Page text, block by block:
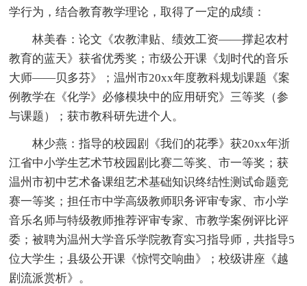
学行为，结合教育教学理论，取得了一定的成绩：
林美春：论文《农教津贴、绩效工资——撑起农村
教育的蓝天》获省优秀奖；市级公开课《划时代的音乐
大师——贝多芬》；温州市20xx年度教科规划课题《案
例教学在《化学》必修模块中的应用研究》三等奖（参
与课题）；获市教科研先进个人。
林少燕：指导的校园剧《我们的花季》获20xx年浙
江省中小学生艺术节校园剧比赛二等奖、市一等奖；获
温州市初中艺术备课组艺术基础知识终结性测试命题竞
赛一等奖；担任市中学高级教师职务评审专家、市小学
音乐名师与特级教师推荐评审专家、市教学案例评比评
委；被聘为温州大学音乐学院教育实习指导师，共指导5
位大学生；县级公开课《惊愕交响曲》；校级讲座《越
剧流派赏析》。